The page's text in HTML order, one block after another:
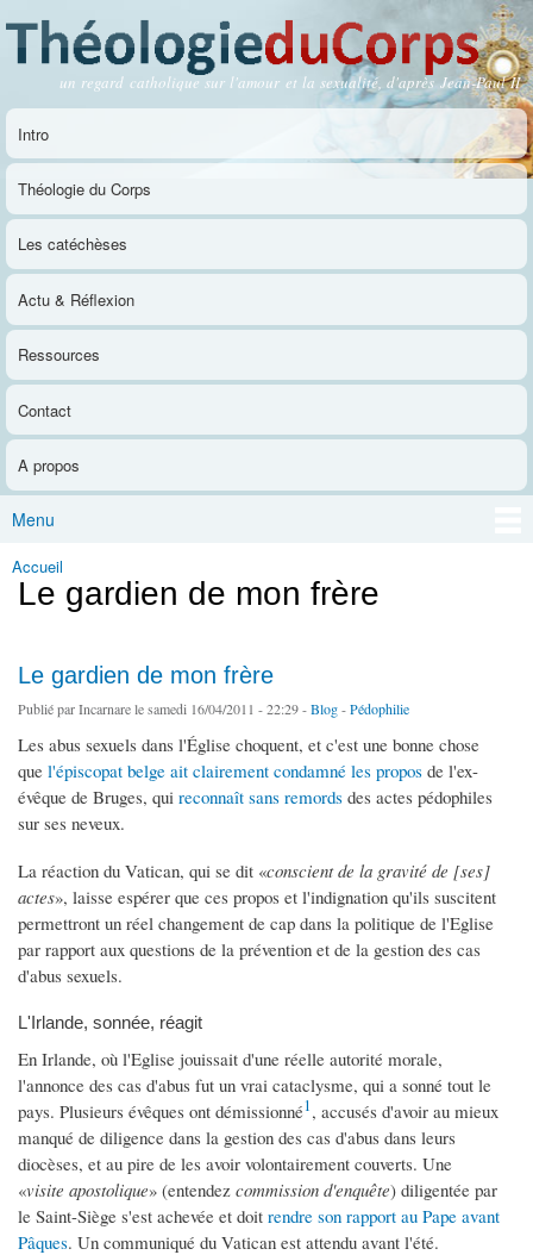
contenu
principal
Théologie du Corps
un regard catholique sur l'amour et la sexualité, d'après Jean-Paul II
Menu principal
Intro
Théologie du Corps
Les catéchèses
Actu & Réflexion
Ressources
Contact
A propos
Menu
Vous êtes ici
Accueil
Le gardien de mon frère
Le gardien de mon frère
Publié parIncarnarele samedi 16/04/2011 - 22:29 -Blog-Pédophilie
Les abus sexuels dans l'Église choquent, et c'est une bonne chose
que l'épiscopat belge ait clairement condamné les propos de l'ex-
évêque de Bruges, qui reconnaît sans remords des actes pédophiles
sur ses neveux.
La réaction du Vatican, qui se dit «conscient de la gravité de [ses]
actes», laisse espérer que ces propos et l'indignation qu'ils suscitent
permettront un réel changement de cap dans la politique de l'Eglise
par rapport aux questions de la prévention et de la gestion des cas
d'abus sexuels.
L'Irlande, sonnée, réagit
En Irlande, où l'Eglise jouissait d'une réelle autorité morale,
l'annonce des cas d'abus fut un vrai cataclysme, qui a sonné tout le
pays. Plusieurs évêques ont démissionné1, accusés d'avoir au mieux
manqué de diligence dans la gestion des cas d'abus dans leurs
diocèses, et au pire de les avoir volontairement couverts. Une
«visite apostolique» (entendez commission d'enquête) diligentée par
le Saint-Siège s'est achevée et doit rendre son rapport au Pape avant
Pâques. Un communiqué du Vatican est attendu avant l'été.